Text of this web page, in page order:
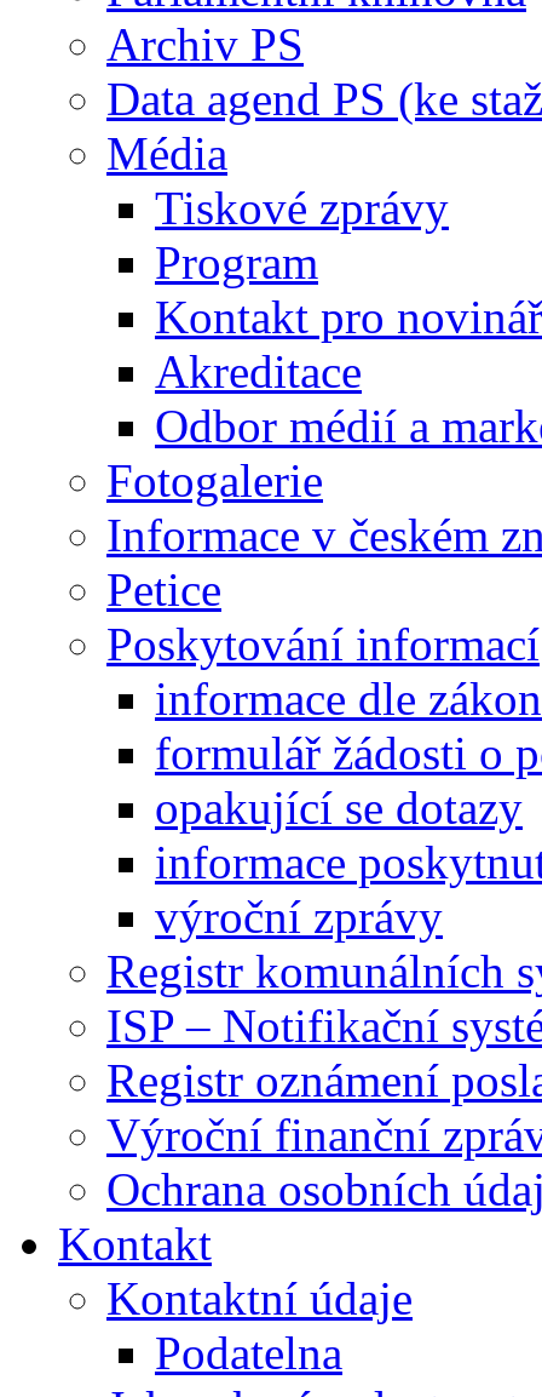
Archiv PS
Data agend PS (ke
Média
Tiskové zprávy
Program
Kontakt pro
Akreditace
Odbor médií a
Fotogalerie
Informace v českém
Petice
Poskytování informací
informace dle
formulář žádosti o
opakující se dotazy
informace
výroční zprávy
Registr komunálních
ISP – Notifikační
Registr oznámení
Výroční finanční
Ochrana osobních
Kontakt
Kontaktní údaje
Podatelna